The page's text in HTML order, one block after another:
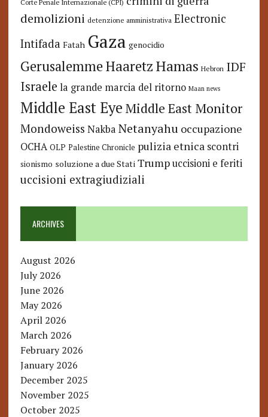
Corte Penale Internazionale (CPI)
demolizioni detenzione amministrativa Electronic
Intifada Fatah Gaza genocidio
GerusalemmeHaaretzHamas Hebron IDF
Israele la grande marcia del ritorno Maan news
Middle East Eye Middle East Monitor
Mondoweiss Nakba Netanyahu occupazione
OCHA OLP Palestine Chronicle pulizia etnica scontri
sionismo soluzione a due Stati Trump uccisioni e feriti
uccisioni extragiudiziali
ARCHIVES
August 2026
July 2026
June 2026
May 2026
April 2026
March 2026
February 2026
January 2026
December 2025
November 2025
October 2025